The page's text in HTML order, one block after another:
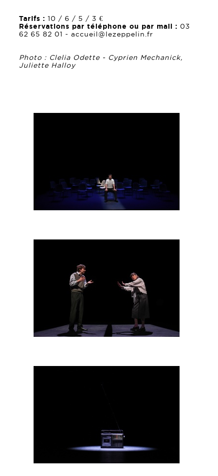
Tarifs : 10 / 6 / 5 / 3 €
Réservations par téléphone ou par mail : 03
62 65 82 01 - accueil@lezeppelin.fr
Photo : Clelia Odette - Cyprien Mechanick,
Juliette Halloy